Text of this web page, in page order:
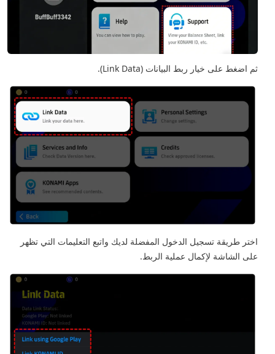
ثم اضغط على خيار ربط البيانات (Link Data).
اختر طريقة تسجيل الدخول المفضلة لديك واتبع التعليمات التي تظهر
على الشاشة لإكمال عملية الربط.